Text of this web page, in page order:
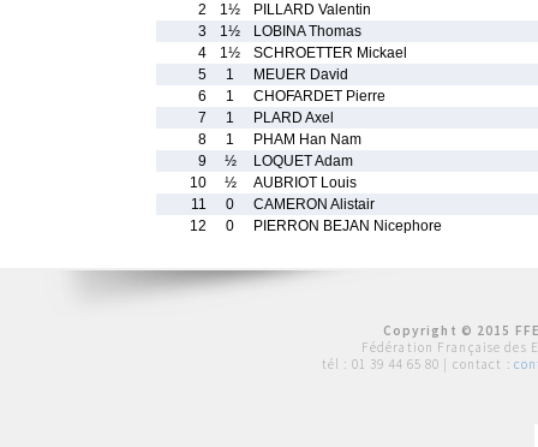
2
1½
PILLARD Valentin
3
1½
LOBINA Thomas
4
1½
SCHROETTER Mickael
5
1
MEUER David
6
1
CHOFARDET Pierre
7
1
PLARD Axel
8
1
PHAM Han Nam
9
½
LOQUET Adam
10
½
AUBRIOT Louis
11
0
CAMERON Alistair
12
0 PIERRON BEJAN Nicephore
Copyright © 2015
Fédération Française des
tél : 01 39 44 65 80 | contact :